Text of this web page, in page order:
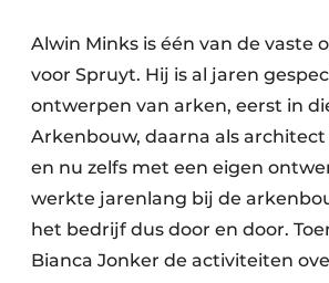
Alwin Minks is één van de vaste
voor Spruyt. Hij is al jaren
ontwerpen van arken, eerst in
Arkenbouw, daarna als
en nu zelfs met een eigen
werkte jarenlang bij de
het bedrijf dus door en door.
Bianca Jonker de activiteiten